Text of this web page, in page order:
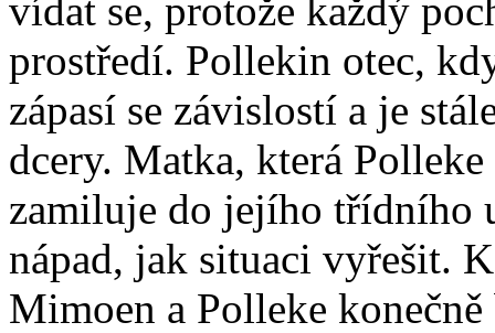
vídat se, protože každý
prostředí. Pollekin otec,
zápasí se závislostí a je
dcery. Matka, která Polleke
zamiluje do jejího třídního
nápad, jak situaci vyřešit.
Mimoen a Polleke